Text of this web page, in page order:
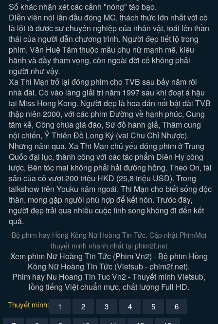
Số khác nhận xét các cảnh "nóng" táo bạo.
Diễn viên nói lần đầu đóng MC, thách thức lớn nhất với cô
là lột tả được sự chuyên nghiệp của nhân vật, toát lên thần
thái của người dẫn chương trình. Người đẹp tiết lộ trong
phim, Văn Huệ Tâm thuộc mẫu phụ nữ mạnh mẽ, kiêu
hãnh và đầy tham vọng, còn ngoài đời cô không phải
người như vậy.
Xa Thi Mạn trở lại đóng phim cho TVB sau bảy năm rời
nhà đài. Cô vào làng giải trí năm 1997 sau khi đoạt á hậu
tại Miss Hong Kong. Người đẹp là hoa đán nổi bật đài TVB
thập niên 2000, với các phim Đường về hạnh phúc, Cung
tâm kế, Công chúa giá đáo, Sứ đồ hành giả, Thâm cung
nội chiến, Ỷ Thiên Đồ Long Ký (vai Chu Chỉ Nhược).
Những năm qua, Xa Thi Mạn chủ yếu đóng phim ở Trung
Quốc đại lục, thành công với các tác phẩm Diên Hy công
lược, Bên tóc mai không phải hải đường hồng. Theo On, tài
sản của cô vượt 200 triệu HKD (25,8 triệu USD). Trong
talkshow trên Youku năm ngoái, Thi Mạn cho biết sống độc
thân, mong gặp người phù hợp để kết hôn. Trước đây,
người đẹp trải qua nhiều cuộc tình song không đi đến kết
quả.
Bộ phim hay Hồng Kông Nữ Hoàng Tin Tức. Cập nhật PhimMoi
thuyết minh nhanh nhất tại phim2f.net
Xem phim Nữ Hoàng Tin Tức (Phim Vn2) - Bộ phim Hồng
Kông Nữ Hoàng Tin Tức (Vietsub - phim2f.net).
Phim hay Nu Hoang Tin Tuc Vn2 - Thuyết minh Vietsub,
lồng tiếng Việt chuẩn mực, chất lượng Full HD.
Thuyết minh: 1 2 3 4 5
6